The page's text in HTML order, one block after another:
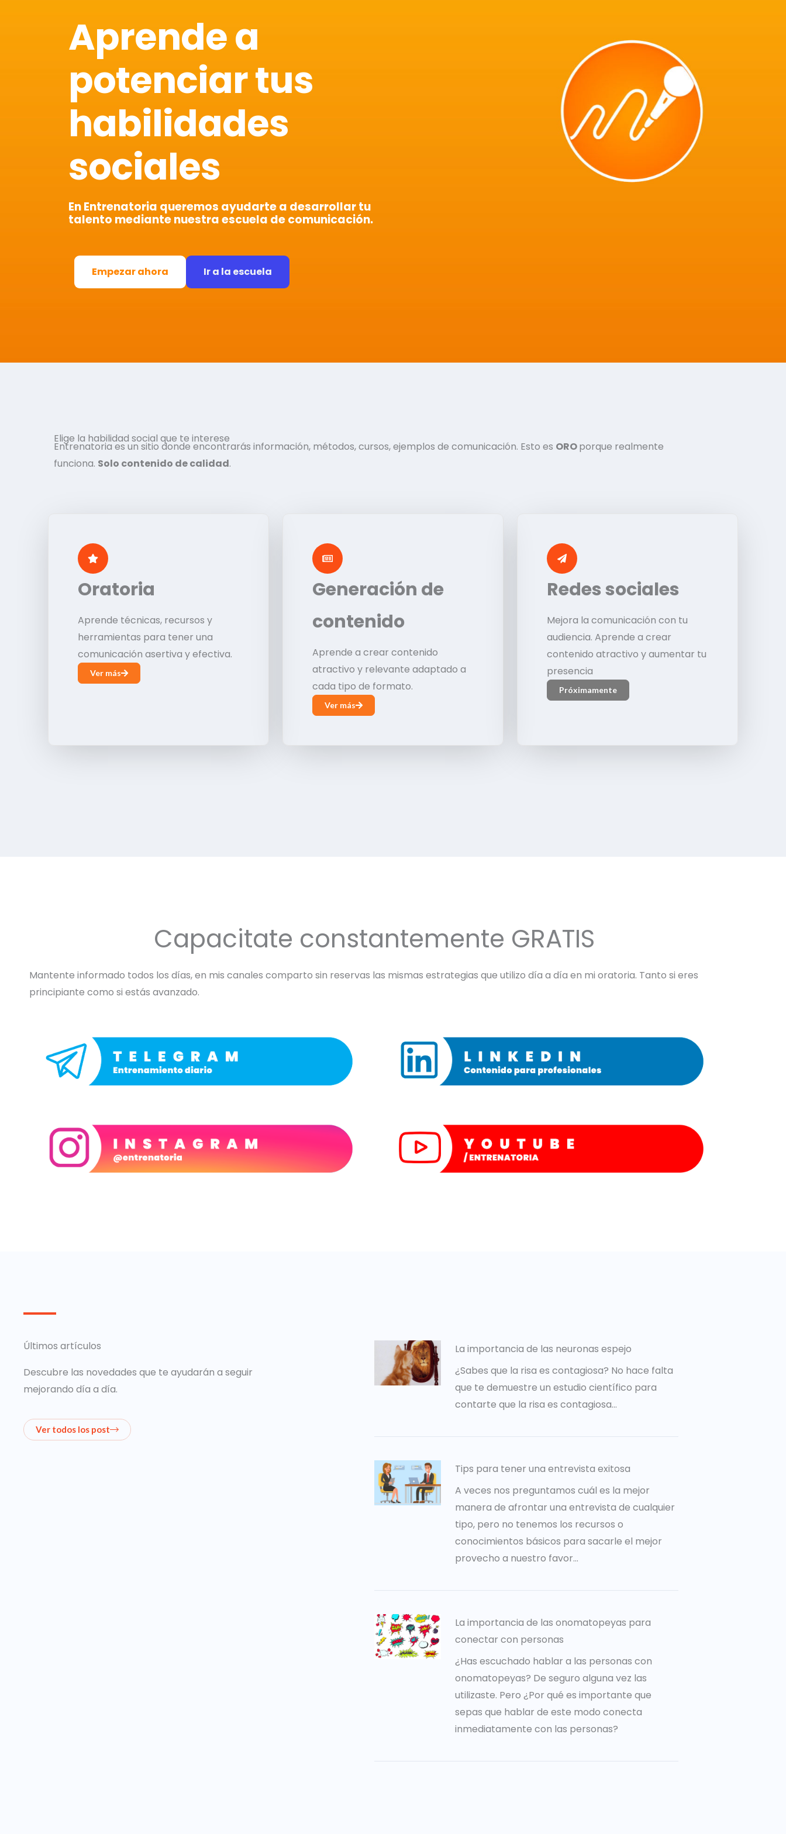
Aprende a
potenciar tus
habilidades
sociales
En Entrenatoria queremos ayudarte a desarrollar tu
talento mediante nuestra escuela de comunicación.
Empezar ahora Ir a la escuela
Elige la habilidad social que te interese
Entrenatoria es un sitio donde encontrarás información, métodos, cursos, ejemplos de comunicación. Esto es OROporque realmente
funciona. Solo contenido de calidad.
Oratoria
Aprende técnicas, recursos y
herramientas para tener una
comunicación asertiva y efectiva.
Ver más
Generación de
contenido
Aprende a crear contenido
atractivo y relevante adaptado a
cada tipo de formato.
Ver más
Redes sociales
Mejora la comunicación con tu
audiencia. Aprende a crear
contenido atractivo y aumentar tu
presencia
Próximamente
Capacitate constantemente GRATIS
Mantente informado todos los días, en mis canales comparto sin reservas las mismas estrategias que utilizo día a día en mi oratoria. Tanto si eres
principiante como si estás avanzado.
Últimos artículos
Descubre las novedades que te ayudarán a seguir
mejorando día a día.
Ver todos los post
La importancia de las neuronas espejo
¿Sabes que la risa es contagiosa? No hace falta
que te demuestre un estudio científico para
contarte que la risa es contagiosa…
Tips para tener una entrevista exitosa
A veces nos preguntamos cuál es la mejor
manera de afrontar una entrevista de cualquier
tipo, pero no tenemos los recursos o
conocimientos básicos para sacarle el mejor
provecho a nuestro favor...
La importancia de las onomatopeyas para
conectar con personas
¿Has escuchado hablar a las personas con
onomatopeyas? De seguro alguna vez las
utilizaste. Pero ¿Por qué es importante que
sepas que hablar de este modo conecta
inmediatamente con las personas?